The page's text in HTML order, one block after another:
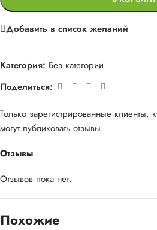
Добавить в список желаний
Категория: Без категории
Поделиться:
Отзывы
Отзывов пока нет.
Только зарегистрированные
могут публиковать отзывы.
Похожие